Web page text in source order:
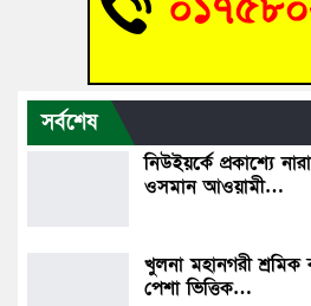
সর্বশেষ
নিউইয়র্কে প্রকাশ্যে
ওসমান আওয়ামী…
খুলনা মহানগরী
পেশা ভিত্তিক…